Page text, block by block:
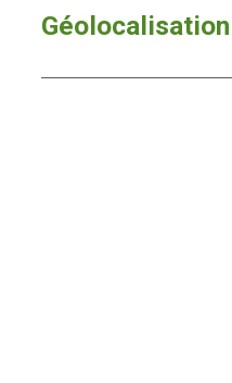
Géolocalisation